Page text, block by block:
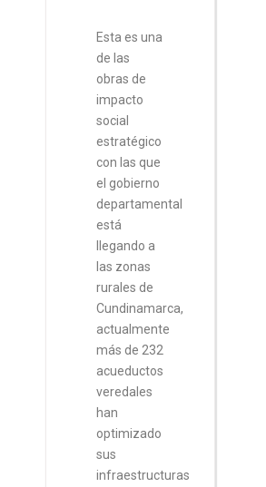
Esta es una
de las
obras de
impacto
social
estratégico
con las que
el gobierno
departamental
está
llegando a
las zonas
rurales de
Cundinamarca,
actualmente
más de 232
acueductos
veredales
han
optimizado
sus
infraestructuras